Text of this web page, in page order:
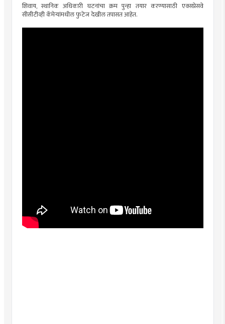
शिवाय, स्थानिक अधिकारी घटनांचा क्रम पुन्हा तयार करण्यासाठी एक्सप्रेसवे
सीसीटीव्ही कॅमेऱ्यांमधील फुटेज देखील तपासत आहेत.